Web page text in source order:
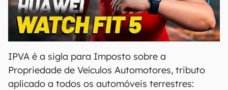
00:00/04:51
IPVA é a sigla para Imposto sobre a
Propriedade de Veículos Automotores, tributo
aplicado a todos os automóveis terrestres: